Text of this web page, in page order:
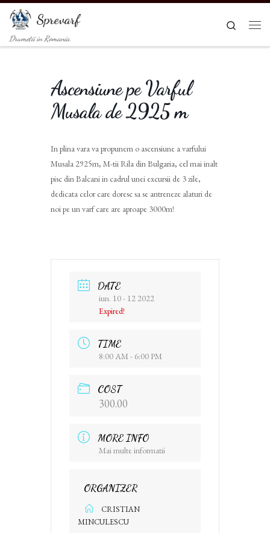
Sari la conținut
Sprevarf
Drumetii in Romania
Search
Ascensiune pe Varful
Musala de 2925 m
In plina vara va propunem o ascensiune a varfului
Musala 2925m, M-tii Rila din Bulgaria, cel mai inalt
pisc din Balcani in cadrul unei excursii de 3 zile,
dedicata celor care doresc sa se antreneze alaturi de
noi pe un varf care are aproape 3000m!
DATE
iun. 10 - 12 2022
Expired!
TIME
8:00 AM - 6:00 PM
COST
300.00
MORE INFO
Mai multe informatii
ORGANIZER
CRISTIAN
MINCULESCU